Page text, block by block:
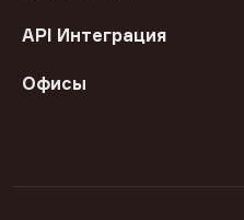
API Интеграция
Офисы